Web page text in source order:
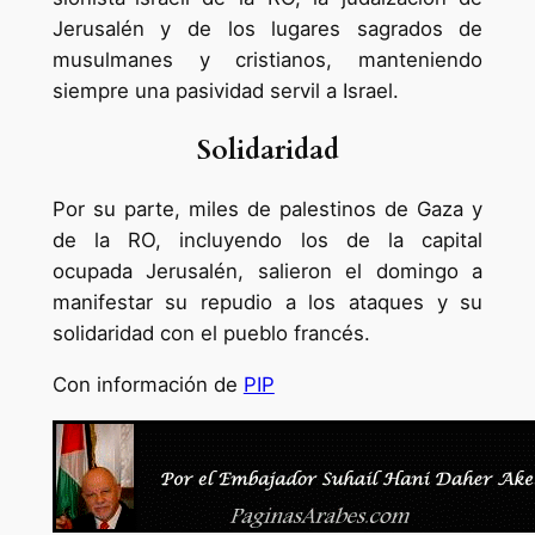
Jerusalén y de los lugares sagrados de
musulmanes y cristianos, manteniendo
siempre una pasividad servil a Israel.
Solidaridad
Por su parte, miles de palestinos de Gaza y
de la RO, incluyendo los de la capital
ocupada Jerusalén, salieron el domingo a
manifestar su repudio a los ataques y su
solidaridad con el pueblo francés.
Con información de PIP